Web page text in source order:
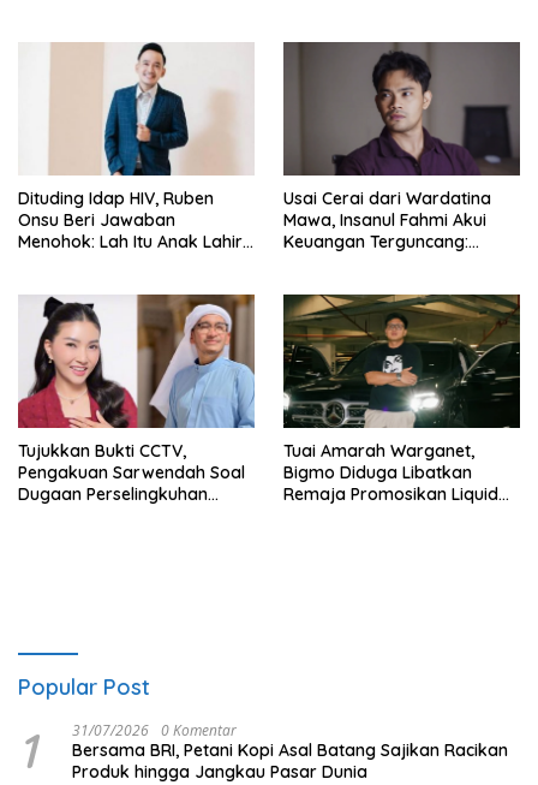
Dituding Idap HIV, Ruben
Onsu Beri Jawaban
Menohok: Lah Itu Anak Lahir
Usai Cerai dari Wardatina
Mawa, Insanul Fahmi Akui
Keuangan Terguncang:
Tujukkan Bukti CCTV,
Pengakuan Sarwendah Soal
Dugaan Perselingkuhan
Tuai Amarah Warganet,
Bigmo Diduga Libatkan
Remaja Promosikan Liquid
Popular Post
1 31/07/2026 0 Komentar
Bersama BRI, Petani Kopi Asal Batang Sajikan Racikan
Produk hingga Jangkau Pasar Dunia